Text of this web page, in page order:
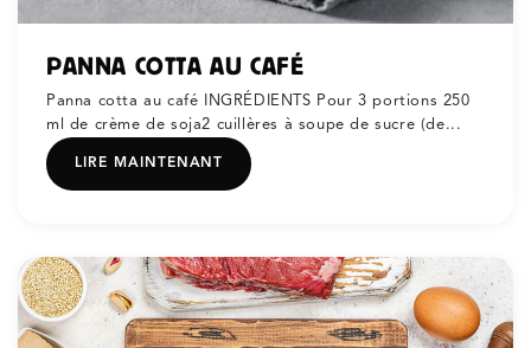
PANNA COTTA AU CAFÉ
Panna cotta au café INGRÉDIENTS Pour 3 portions 250
ml de crème de soja2 cuillères à soupe de sucre (de...
LIRE MAINTENANT